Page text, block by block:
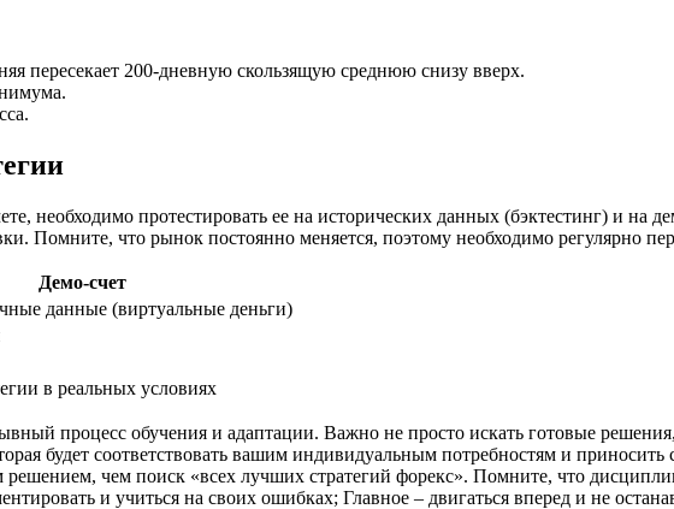
пересекает 200-дневную скользящую среднюю снизу вверх.
необходимо протестировать ее на исторических данных (бэктестинг) и на
Помните, что рынок постоянно меняется, поэтому необходимо регулярно
Демо-счет
данные (виртуальные деньги)
в реальных условиях
процесс обучения и адаптации. Важно не просто искать готовые
будет соответствовать вашим индивидуальным потребностям и
чем поиск «всех лучших стратегий форекс». Помните, что
и учиться на своих ошибках; Главное – двигаться вперед и не